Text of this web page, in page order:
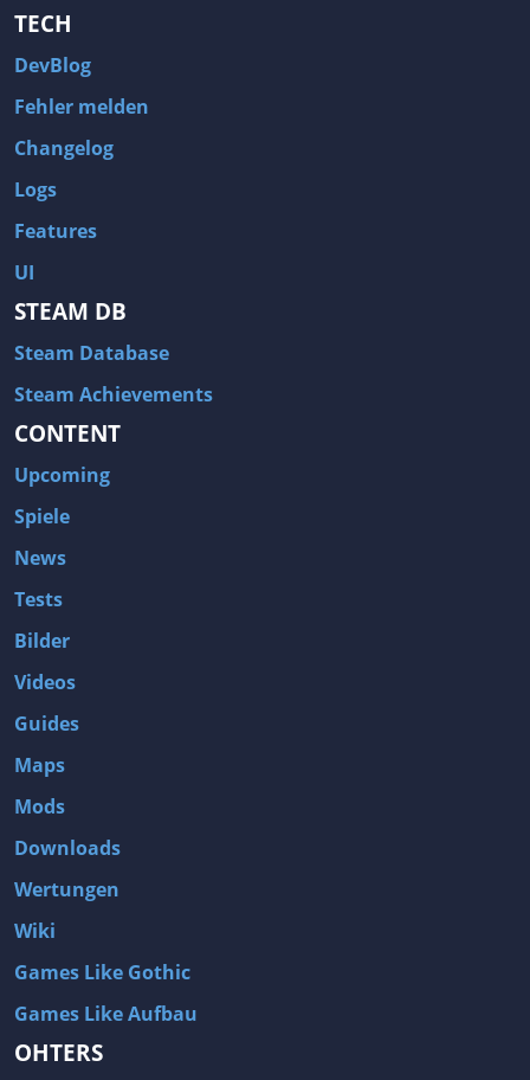
TECH
DevBlog
Fehler melden
Changelog
Logs
Features
UI
STEAM DB
Steam Database
Steam Achievements
CONTENT
Upcoming
Spiele
News
Tests
Bilder
Videos
Guides
Maps
Mods
Downloads
Wertungen
Wiki
Games Like Gothic
Games Like Aufbau
OHTERS